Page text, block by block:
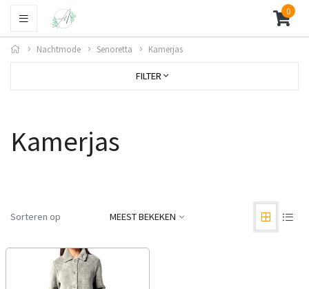
0
Nachtmode Senoretta Kamerjas
FILTER
Kamerjas
Sorteren op MEEST BEKEKEN